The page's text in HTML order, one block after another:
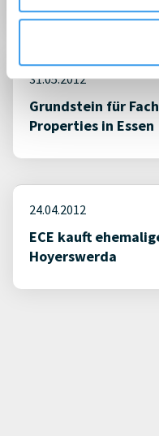
31.05.2012
Grundstein für
Properties in Essen
24.04.2012
ECE kauft
Hoyerswerda